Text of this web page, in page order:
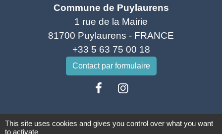
Commune de Puylaurens
1 rue de la Mairie
81700 Puylaurens - FRANCE
+33 5 63 75 00 18
Contact par formulaire
This site uses cookies and gives you control over what you want
to activate